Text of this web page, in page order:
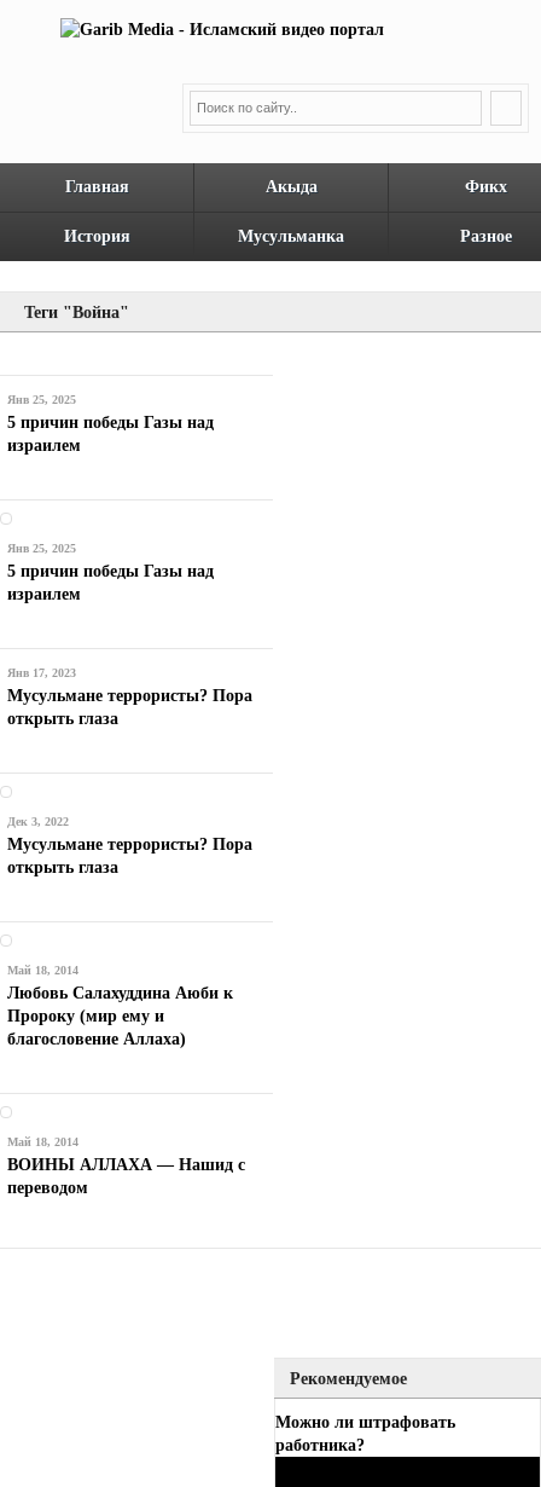
Главная Акыда Фикх
История Мусульманка Разное
Теги "Война"
Янв 25, 2025
5 причин победы Газы над
израилем
Янв 25, 2025
5 причин победы Газы над
израилем
Янв 17, 2023
Мусульмане террористы? Пора
открыть глаза
Дек 3, 2022
Мусульмане террористы? Пора
открыть глаза
Май 18, 2014
Любовь Салахуддина Аюби к
Пророку (мир ему и
благословение Аллаха)
Май 18, 2014
ВОИНЫ АЛЛАХА — Нашид с
переводом
Рекомендуемое
Можно ли штрафовать
работника?